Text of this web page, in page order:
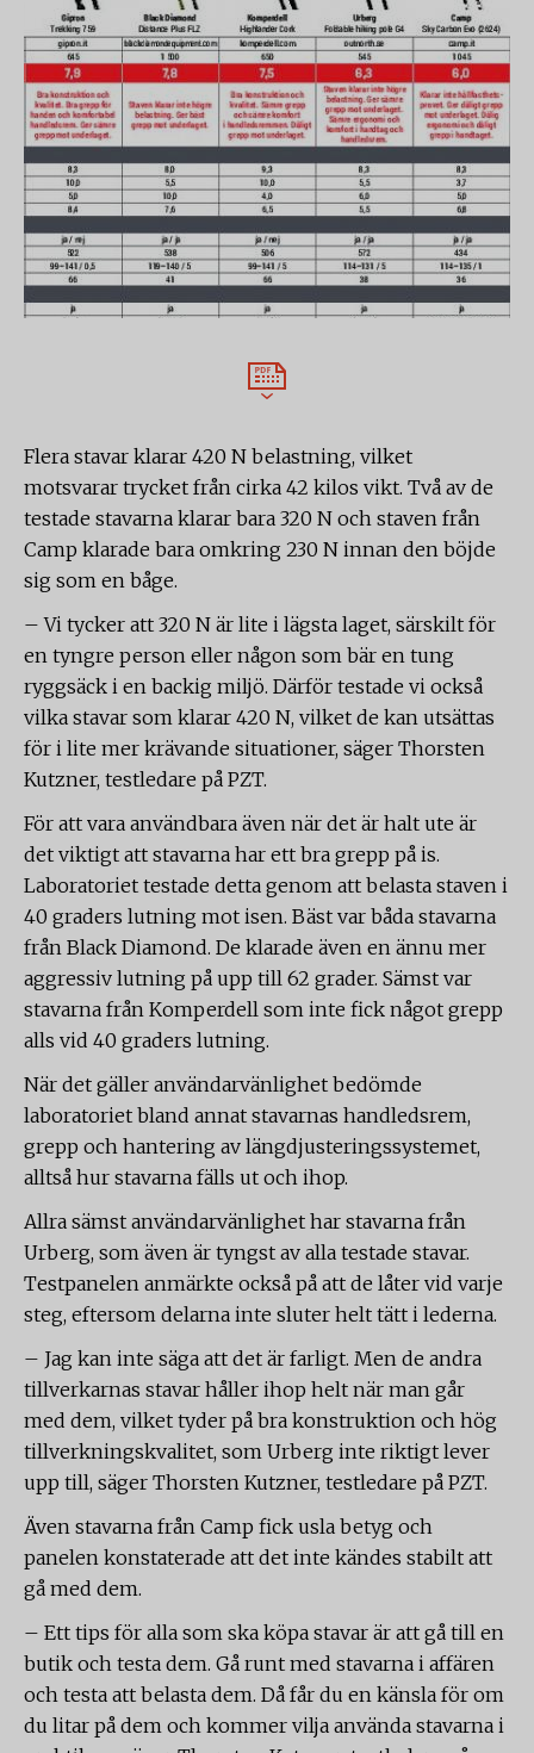
Flera stavar klarar 420 N belastning, vilket
motsvarar trycket från cirka 42 kilos vikt. Två av de
testade stavarna klarar bara 320 N och staven från
Camp klarade bara omkring 230 N innan den böjde
sig som en båge.
– Vi tycker att 320 N är lite i lägsta laget, särskilt för
en tyngre person eller någon som bär en tung
ryggsäck i en backig miljö. Därför testade vi också
vilka stavar som klarar 420 N, vilket de kan utsättas
för i lite mer krävande situationer, säger Thorsten
Kutzner, testledare på PZT.
För att vara användbara även när det är halt ute är
det viktigt att stavarna har ett bra grepp på is.
Laboratoriet testade detta genom att belasta staven i
40 graders lutning mot isen. Bäst var båda stavarna
från Black Diamond. De klarade även en ännu mer
aggressiv lutning på upp till 62 grader. Sämst var
stavarna från Komperdell som inte fick något grepp
alls vid 40 graders lutning.
När det gäller användarvänlighet bedömde
laboratoriet bland annat stavarnas handledsrem,
grepp och hantering av längdjusteringssystemet,
alltså hur stavarna fälls ut och ihop.
Allra sämst användarvänlighet har stavarna från
Urberg, som även är tyngst av alla testade stavar.
Testpanelen anmärkte också på att de låter vid varje
steg, eftersom delarna inte sluter helt tätt i lederna.
– Jag kan inte säga att det är farligt. Men de andra
tillverkarnas stavar håller ihop helt när man går
med dem, vilket tyder på bra konstruktion och hög
tillverkningskvalitet, som Urberg inte riktigt lever
upp till, säger Thorsten Kutzner, testledare på PZT.
Även stavarna från Camp fick usla betyg och
panelen konstaterade att det inte kändes stabilt att
gå med dem.
– Ett tips för alla som ska köpa stavar är att gå till en
butik och testa dem. Gå runt med stavarna i affären
och testa att belasta dem. Då får du en känsla för om
du litar på dem och kommer vilja använda stavarna i